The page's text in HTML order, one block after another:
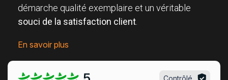
démarche qualité exemplaire et un véritable
souci de la satisfaction client
En savoir plus
Contrôlé